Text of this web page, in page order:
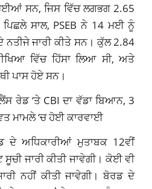
ਸਨ, ਜਿਸ ਵਿੱਚ ਲਗਭਗ 2.65
ਸਾਲ, PSEB ਨੇ 14 ਮਈ ਨੂੰ
ਨਤੀਜੇ ਜਾਰੀ ਕੀਤੇ ਸਨ। ਕੁੱਲ 2.84
ਵਿੱਚ ਹਿੱਸਾ ਲਿਆ ਸੀ, ਅਤੇ
ਪਾਸ ਹੋਏ ਸਨ।
ਰੇਡ ‘ਤੇ CBI ਦਾ ਵੱਡਾ ਬਿਆਨ, 3
ਮਾਮਲੇ ‘ਚ ਹੋਈ ਕਾਰਵਾਈ
ਦੇ ਅਧਿਕਾਰੀਆਂ ਮੁਤਾਬਕ 12ਵੀਂ
ਜਾਰੀ ਕੀਤੀ ਜਾਵੇਗੀ। ਕੋਈ ਵੀ
ਨਹੀਂ ਕੀਤੀ ਜਾਵੇਗੀ। ਬੋਰਡ ਦੇ